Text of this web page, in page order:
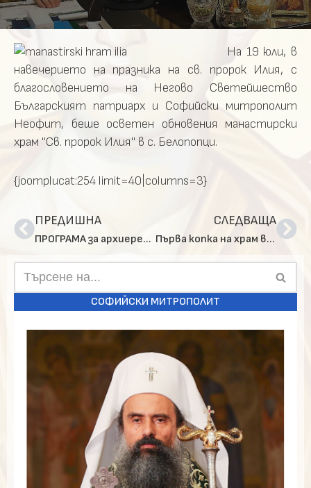
На 19 юли, в
навечерието на празника на св. пророк Илия, с
благословението на Негово Светейшество
Българският патриарх и Софийски митрополит
Неофит, беше осветен обновения манастирски
храм "Св. пророк Илия" в с. Белопопци.
{joomplucat:254 limit=40|columns=3}
ПРЕДИШНА
ПРОГРАМА за архиерейските богослужения в София през Богородичния пост
СЛЕДВАЩА
Първа копка на храм в чест на Сретение Господне в гр. Перник
СОФИЙСКИ МИТРОПОЛИТ